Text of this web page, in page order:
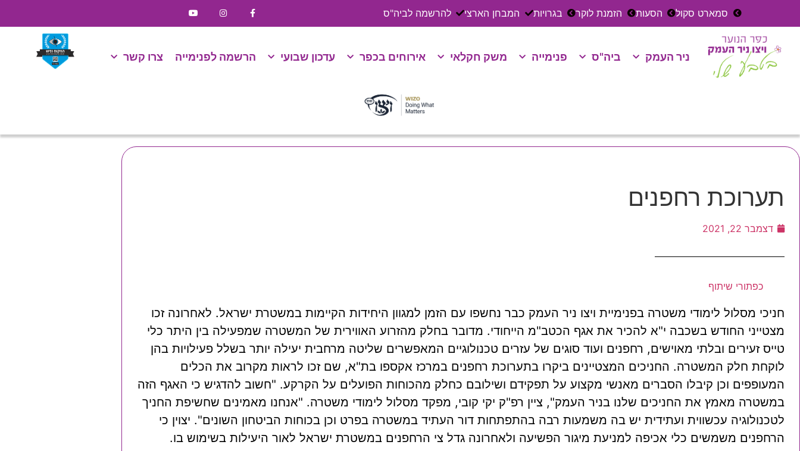
סמארט סקול הסעות הזמנת לוקר בגרויות המבחן הארצי להרשמה לביה"ס
ניר העמק ביה"ס פנימייה משק חקלאי אירוחים בכפר עדכון שבועי הרשמה לפנימייה צרו קשר
תערוכת רחפנים
דצמבר 22, 2021
כפתורי שיתוף
חניכי מסלול לימודי משטרה בפנימיית ויצו ניר העמק כבר נחשפו עם הזמן למגוון היחידות הקיימות במשטרת ישראל. לאחרונה זכו
מצטייני החודש בשכבה י"א להכיר את אגף הכטב"מ הייחודי. מדובר בחלק מהזרוע האווירית של המשטרה שמפעילה בין היתר כלי
טייס זעירים ובלתי מאוישים, רחפנים ועוד סוגים של עזרים טכנולוגיים המאפשרים שליטה מרחבית יעילה יותר בשלל פעילויות בהן
לוקחת חלק המשטרה. החניכים המצטיינים ביקרו בתערוכת רחפנים במרכז אקספו בת"א, שם זכו לראות מקרוב את הכלים
המעופפים וכן קיבלו הסברים מאנשי מקצוע על תפקידם ושילובם כחלק מהכוחות הפועלים על הקרקע. "חשוב להדגיש כי האגף הזה
במשטרה מאמץ את החניכים שלנו בניר העמק", ציין רפ"ק יקי קובי, מפקד מסלול לימודי משטרה. "אנחנו מאמינים שחשיפת החניך
לטכנולוגיה עכשווית ועתידית יש בה משמעות רבה בהתפתחות דור העתיד במשטרה בפרט וכן בכוחות הביטחון השונים". יצוין כי
הרחפנים משמשים כלי אכיפה למניעת מיגור הפשיעה ולאחרונה גדל צי הרחפנים במשטרת ישראל לאור היעילות בשימוש בו.